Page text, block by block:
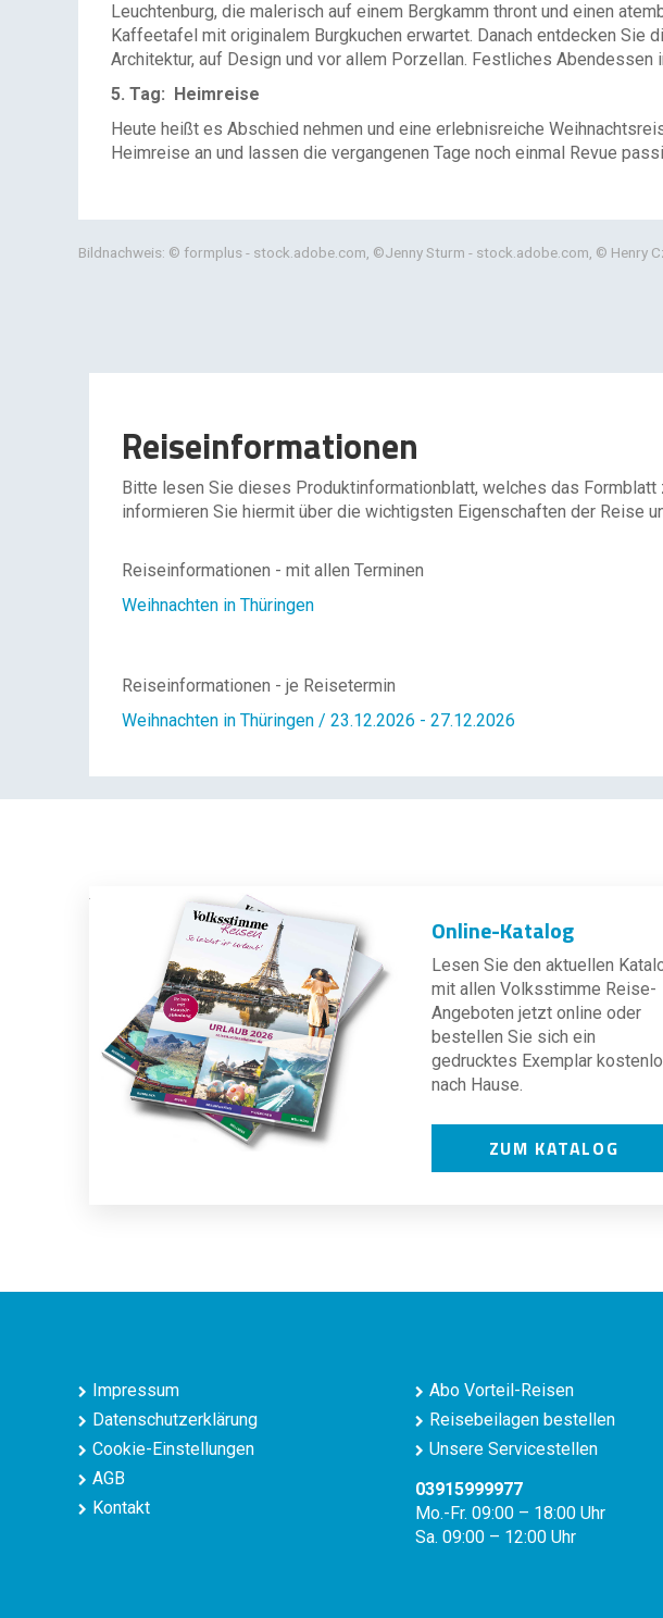
Leuchtenburg, die malerisch auf einem Bergkamm thront und einen
Kaffeetafel mit originalem Burgkuchen erwartet. Danach entdecken Sie
Architektur, auf Design und vor allem Porzellan. Festliches Abendessen
5. Tag: Heimreise
Heute heißt es Abschied nehmen und eine erlebnisreiche
Heimreise an und lassen die vergangenen Tage noch einmal Revue
Bildnachweis: © formplus - stock.adobe.com, ©Jenny Sturm - stock.adobe.com, © Henry
Reiseinformationen
Bitte lesen Sie dieses Produktinformationblatt, welches das Formblatt
informieren Sie hiermit über die wichtigsten Eigenschaften der Reise
Reiseinformationen - mit allen Terminen
Weihnachten in Thüringen
Reiseinformationen - je Reisetermin
Weihnachten in Thüringen / 23.12.2026 - 27.12.2026
Online-Katalog
Lesen Sie den aktuellen
mit allen Volksstimme Reise-
Angeboten jetzt online oder
bestellen Sie sich ein
gedrucktes Exemplar
nach Hause.
ZUM KATALOG
Impressum
Datenschutzerklärung
Cookie-Einstellungen
AGB
Kontakt
Abo Vorteil-Reisen
Reisebeilagen bestellen
Unsere Servicestellen
03915999977
Mo.-Fr. 09:00 – 18:00 Uhr
Sa. 09:00 – 12:00 Uhr